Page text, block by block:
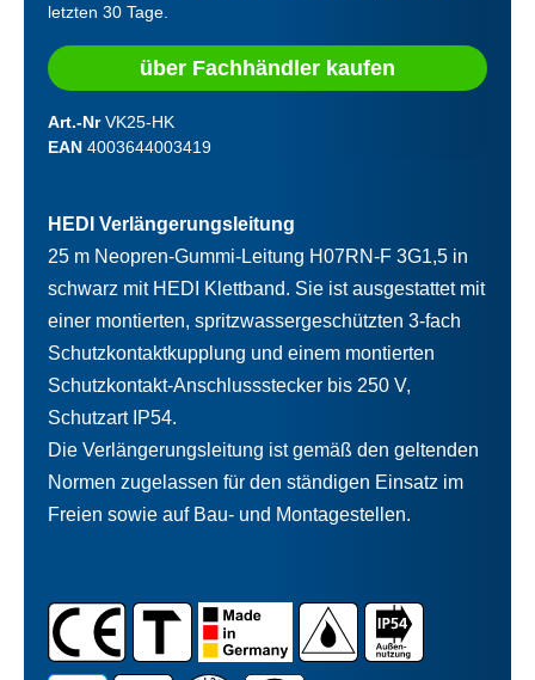
letzten 30 Tage.
über Fachhändler kaufen
Art.-NrVK25-HK
EAN 4003644003419
HEDI Verlängerungsleitung
25 m Neopren-Gummi-Leitung H07RN-F 3G1,5 in
schwarz mit HEDI Klettband. Sie ist ausgestattet mit
einer montierten, spritzwassergeschützten 3-fach
Schutzkontaktkupplung und einem montierten
Schutzkontakt-Anschlussstecker bis 250 V,
Schutzart IP54.
Die Verlängerungsleitung ist gemäß den geltenden
Normen zugelassen für den ständigen Einsatz im
Freien sowie auf Bau- und Montagestellen.